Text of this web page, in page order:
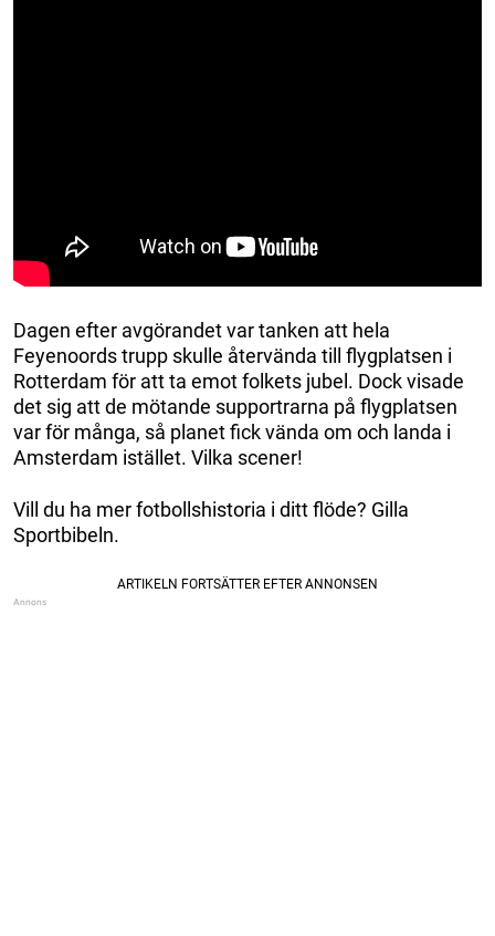
Dagen efter avgörandet var tanken att hela
Feyenoords trupp skulle återvända till flygplatsen i
Rotterdam för att ta emot folkets jubel. Dock visade
det sig att de mötande supportrarna på flygplatsen
var för många, så planet fick vända om och landa i
Amsterdam istället. Vilka scener!
Vill du ha mer fotbollshistoria i ditt flöde? Gilla
Sportbibeln.